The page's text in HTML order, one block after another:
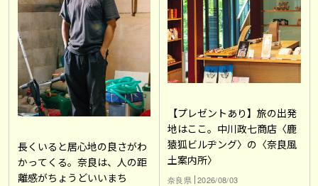
長くいると居心地の良さがわ
かってくる。奈良は、人の距
離感がちょうどいいまち
【プレゼントあり】旅の出発
地はここ。中川政七商店〈鹿
猿狐ビルヂング〉の〈奈良風
土案内所〉
奈良県 2026/08/03